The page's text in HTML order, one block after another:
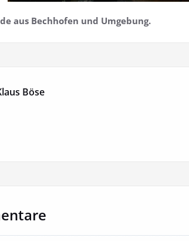
aus Bechhofen und Umgebung.
Böse